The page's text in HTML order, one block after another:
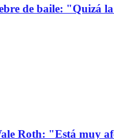
de baile: "Quizá
Roth: "Está muy